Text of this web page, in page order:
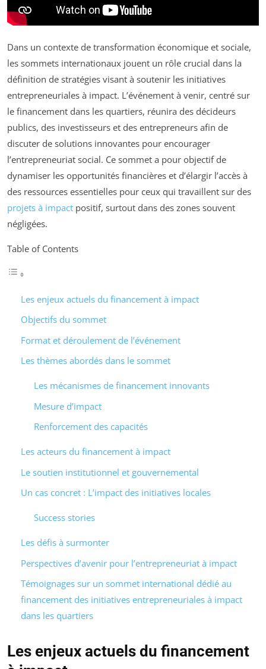
Dans un contexte de transformation économique et sociale,
les sommets internationaux jouent un rôle crucial dans la
définition de stratégies visant à soutenir les initiatives
entrepreneuriales à impact. L’événement à venir, centré sur
le financement dans les quartiers, réunira des décideurs
publics, des investisseurs et des entrepreneurs afin de
discuter de solutions innovantes pour encourager
l’entrepreneuriat social. Ce sommet a pour objectif de
dynamiser les opportunités financières et d’élargir l’accès à
des ressources essentielles pour ceux qui travaillent sur des
projets à impact positif, surtout dans des zones souvent
négligées.
Table of Contents
Les enjeux actuels du financement à impact
Objectifs du sommet
Format et déroulement de l’événement
Les thèmes abordés dans le sommet
Les mécanismes de financement innovants
Mesure d’impact
Renforcement des capacités
Les acteurs du financement à impact
Le soutien institutionnel et gouvernemental
Un cas concret : L’impact des initiatives locales
Success stories
Les défis à surmonter
Perspectives d’avenir pour l’entrepreneuriat à impact
Témoignages sur un sommet international dédié au
financement des initiatives entrepreneuriales à impact
dans les quartiers
Les enjeux actuels du financement